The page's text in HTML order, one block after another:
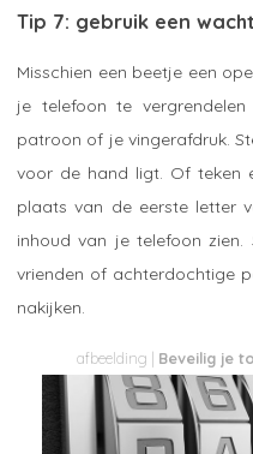
Tip 7: gebruik een
Misschien een beetje een
je telefoon te
patroon of je vingerafdruk.
voor de hand ligt. Of teken
plaats van de eerste letter
inhoud van je telefoon zien.
vrienden of achterdochtige
nakijken.
Beveilig je